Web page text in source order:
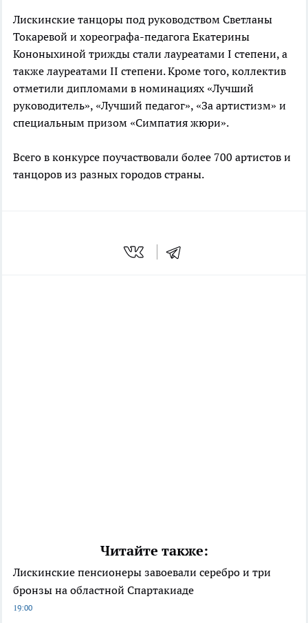
Лискинские танцоры под руководством Светланы
Токаревой и хореографа-педагога Екатерины
Кононыхиной трижды стали лауреатами I степени, а
также лауреатами II степени. Кроме того, коллектив
отметили дипломами в номинациях «Лучший
руководитель», «Лучший педагог», «За артистизм» и
специальным призом «Симпатия жюри».
Всего в конкурсе поучаствовали более 700 артистов и
танцоров из разных городов страны.
Читайте также:
Лискинские пенсионеры завоевали серебро и три
бронзы на областной Спартакиаде
19:00